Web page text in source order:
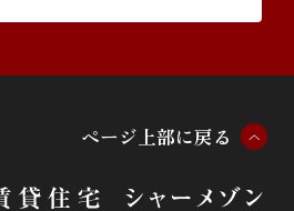
ページ 上部に戻る